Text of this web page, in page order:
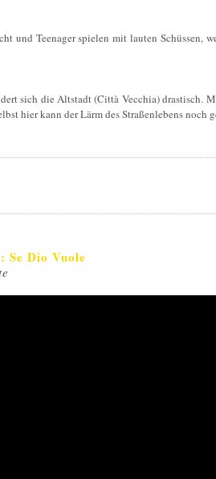
und Teenager spielen mit lauten Schüssen,
sich die Altstadt (Città Vecchia)
hier kann der Lärm des Straßenlebens
Se Dio Vuole